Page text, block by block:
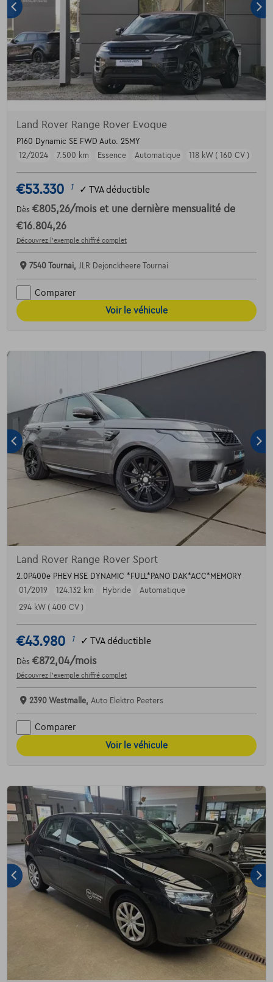
Land Rover Range Rover Evoque
P160 Dynamic SE FWD Auto. 25MY
12/2024
7.500 km Essence Automatique 118 kW ( 160 CV )
€53.330 1 ✓ TVA déductible
Dès €805,26/mois et une dernière mensualité de
€16.804,26
Découvrez l’exemple chiffré complet
7540 Tournai, JLR Dejonckheere Tournai
Comparer
Voir le véhicule
Land Rover Range Rover Sport
2.0P400e PHEV HSE DYNAMIC *FULL*PANO DAK*ACC*MEMORY
01/2019
124.132 km Hybride
Automatique
294 kW ( 400 CV )
€43.980 1 ✓ TVA déductible
Dès €872,04/mois
Découvrez l’exemple chiffré complet
2390 Westmalle, Auto Elektro Peeters
Comparer
Voir le véhicule